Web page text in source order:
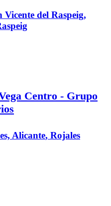
Vicente del Raspeig,
Centro - Grupo
Alicante, Rojales